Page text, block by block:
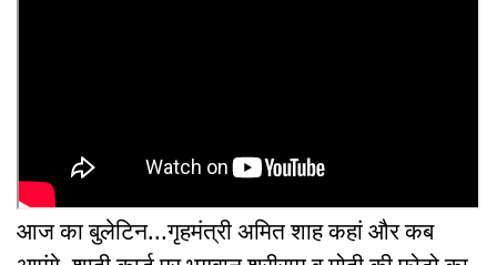
आज का बुलेटिन...गृहमंत्री अमित शाह कहां और कब